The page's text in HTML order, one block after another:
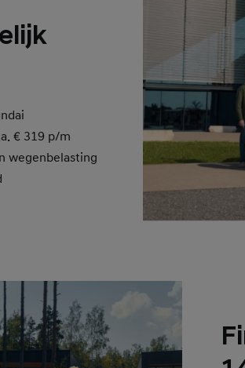
€ 319 p/m
wegenbelasting